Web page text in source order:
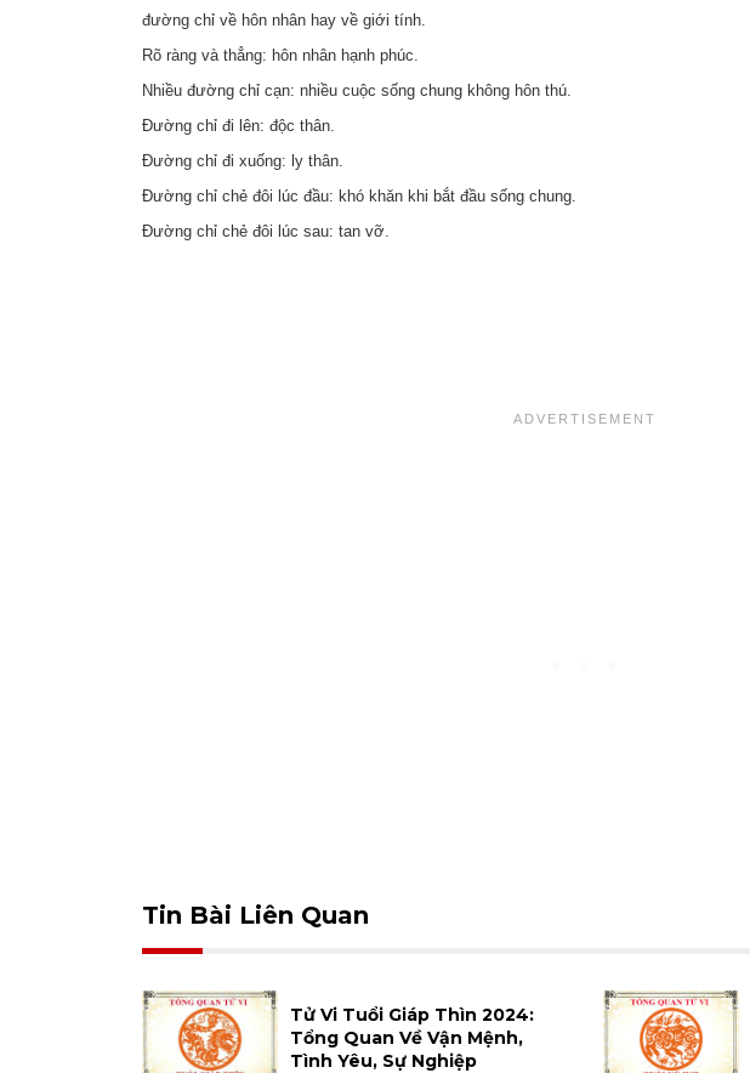
đường chỉ về hôn nhân hay về giới tính.
Rõ ràng và thẳng: hôn nhân hạnh phúc.
Nhiều đường chỉ cạn: nhiều cuộc sống chung không hôn thú.
Đường chỉ đi lên: độc thân.
Đường chỉ đi xuống: ly thân.
Đường chỉ chẻ đôi lúc đầu: khó khăn khi bắt đầu sống chung.
Đường chỉ chẻ đôi lúc sau: tan vỡ.
Tin Bài Liên Quan
Tử Vi Tuổi Giáp Thìn 2024:
Tổng Quan Về Vận Mệnh,
Tình Yêu, Sự Nghiệp